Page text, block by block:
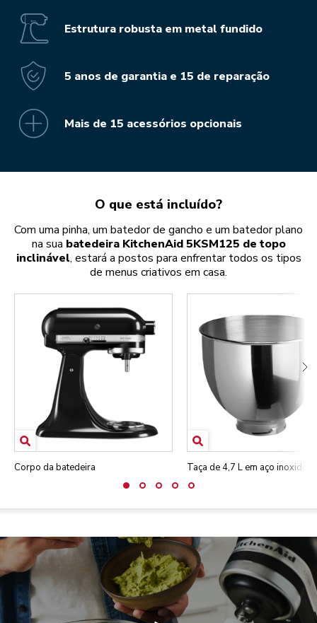
Estrutura robusta em metal fundido
5 anos de garantia e 15 de reparação
Mais de 15 acessórios opcionais
O que está incluído?
Com uma pinha, um batedor de gancho e um batedor plano
na sua batedeira KitchenAid 5KSM125 de topo
inclinável, estará a postos para enfrentar todos os tipos
de menus criativos em casa.
Corpo da batedeira Taça de 4,7 L em aço